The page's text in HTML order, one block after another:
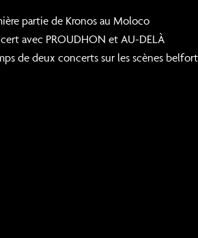
partie de Kronos au Moloco
avec PROUDHON et AU-DELÀ
de deux concerts sur les scènes